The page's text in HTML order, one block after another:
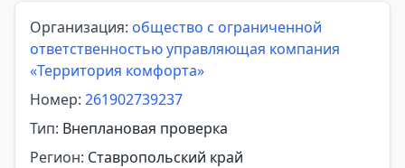
Организация: общество с ограниченной
ответственностью управляющая компания
«Территория комфорта»
Номер: 261902739237
Тип: Внеплановая проверка
Регион: Ставропольский край